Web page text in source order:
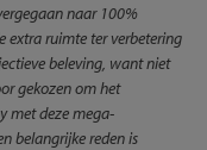
naar 100%
extra ruimte ter verbetering
beleving, want niet
gekozen om het
met deze mega-
belangrijke reden is